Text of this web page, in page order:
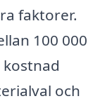
faktorer.
100 000
kostnad
och